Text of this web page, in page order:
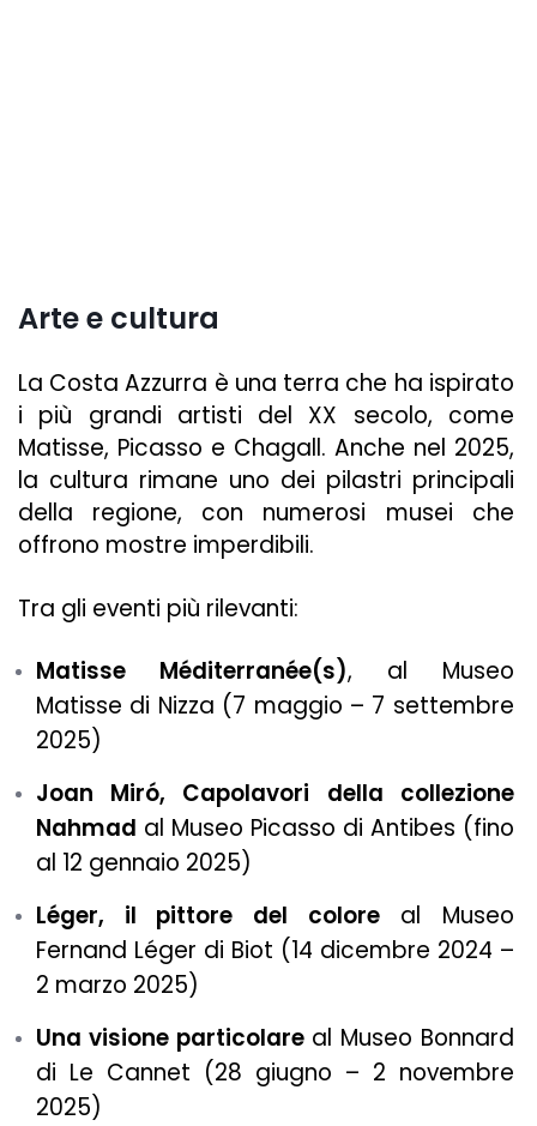
Arte e cultura
La Costa Azzurra è una terra che ha ispirato
i più grandi artisti del XX secolo, come
Matisse, Picasso e Chagall. Anche nel 2025,
la cultura rimane uno dei pilastri principali
della regione, con numerosi musei che
offrono mostre imperdibili.
Tra gli eventi più rilevanti:
Matisse Méditerranée(s), al Museo
Matisse di Nizza (7 maggio – 7 settembre
2025)
Joan Miró, Capolavori della collezione
Nahmad al Museo Picasso di Antibes (fino
al 12 gennaio 2025)
Léger, il pittore del coloreal Museo
Fernand Léger di Biot (14 dicembre 2024 –
2 marzo 2025)
Una visione particolareal Museo Bonnard
di Le Cannet (28 giugno – 2 novembre
2025)